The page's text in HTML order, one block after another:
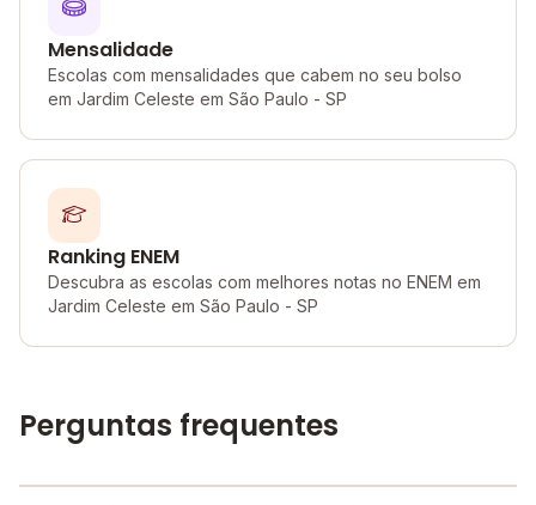
Mensalidade
Escolas com mensalidades que cabem no seu bolso
em Jardim Celeste em São Paulo - SP
Ranking ENEM
Descubra as escolas com melhores notas no ENEM em
Jardim Celeste em São Paulo - SP
Perguntas frequentes